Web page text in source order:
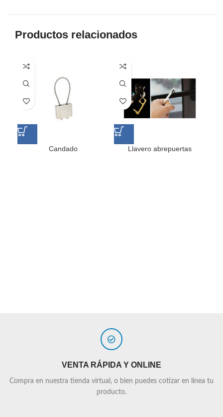
Productos relacionados
Candado Llavero abrepuertas
VENTA RÁPIDA Y ONLINE
Compra en nuestra tienda virtual, o bien puedes cotizar en línea tu
producto.